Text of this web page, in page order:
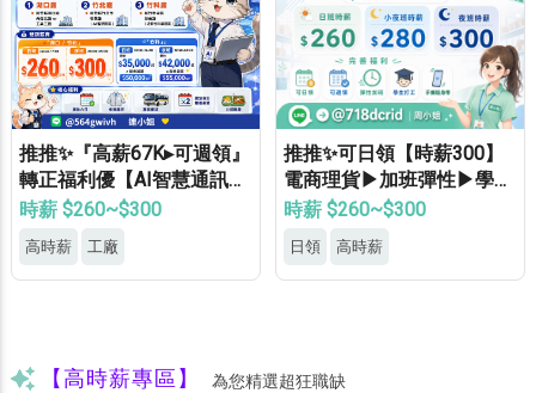
推推✨『高薪67K▸可週領』
轉正福利優【AI智慧通訊大
廠】專車接送▸供機車位▸餐
時薪 $260~$300
高時薪 工廠
推推✨可日領【時薪300】
電商理貨▶加班彈性▶學生
打工▶月休8天▶高錄取
時薪 $260~$300
日領 高時薪
【高時薪專區】 為您精選超狂職缺